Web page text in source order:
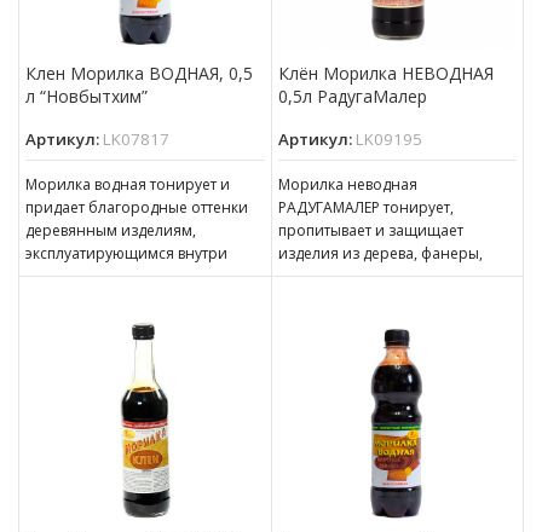
Клен Морилка ВОДНАЯ, 0,5
л “Новбытхим”
Артикул: LK07817
Морилка водная тонирует и
придает благородные оттенки
деревянным изделиям,
эксплуатирующимся внутри
помещений. Может
работ при условии
Клён Морилка НЕВОДНАЯ
0,5л РадугаМалер
Артикул: LK09195
Морилка неводная
РАДУГАМАЛЕР тонирует,
пропитывает и защищает
изделия из дерева, фанеры,
МДФ, ДСП, ДВП, ОСП (OSB),